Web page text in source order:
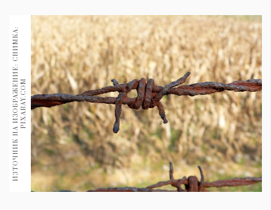
Книги
30+ 1970
Гурме 1710
Пътувай
237
Здраве 389
Gentlemen
382
И
З
Т
О
Ч
Н
И
К
Н
А
И
З
О
Б
Р
А
Ж
Е
Н
И
Е
:
С
Н
И
М
К
А
:
P
I
X
A
B
A
Y
.
C
OM